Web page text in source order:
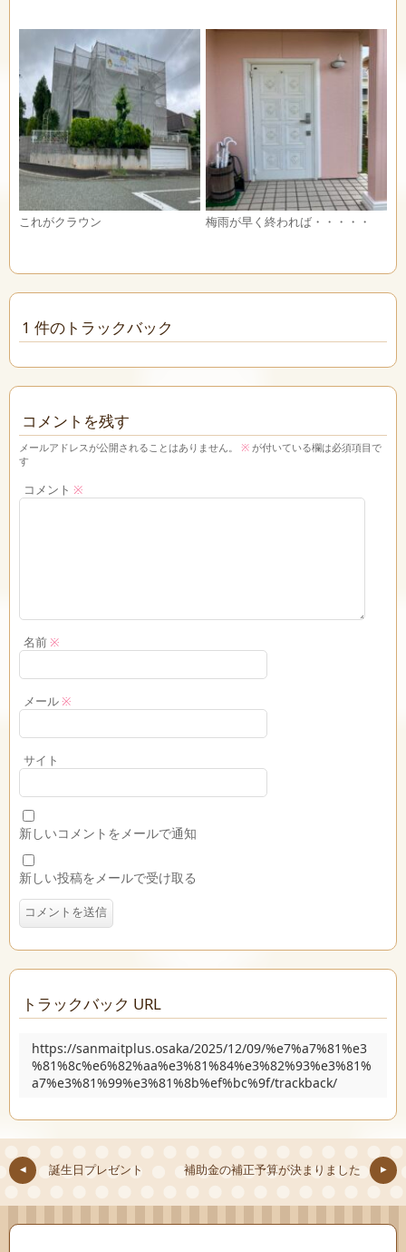
これがクラウン 梅雨が早く終われば・・・・・
1 件のトラックバック
コメントを残す
メールアドレスが公開されることはありません。 ※ が付いている欄は必須項目で
す
コメント ※
名前※
メール※
サイト
新しいコメントをメールで通知
新しい投稿をメールで受け取る
トラックバック URL
https://sanmaitplus.osaka/2025/12/09/%e7%a7%81%e3
%81%8c%e6%82%aa%e3%81%84%e3%82%93%e3%81%
a7%e3%81%99%e3%81%8b%ef%bc%9f/trackback/
誕生日プレゼント 補助金の補正予算が決まりました